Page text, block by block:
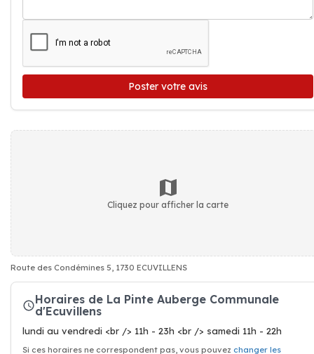
Poster votre avis
Cliquez pour afficher la carte
Route des Condémines 5, 1730 ECUVILLENS
Horaires de La Pinte Auberge Communale
d'Ecuvillens
lundi au vendredi <br /> 11h - 23h <br /> samedi 11h - 22h
Si ces horaires ne correspondent pas, vous pouvez changer les